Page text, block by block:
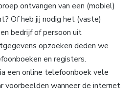
ontvangen van een (mobiel)
Of heb jij nodig het (vaste)
bedrijf of persoon uit
opzoeken deden we
en registers.
een online telefoonboek vele
voorbeelden wanneer de internet